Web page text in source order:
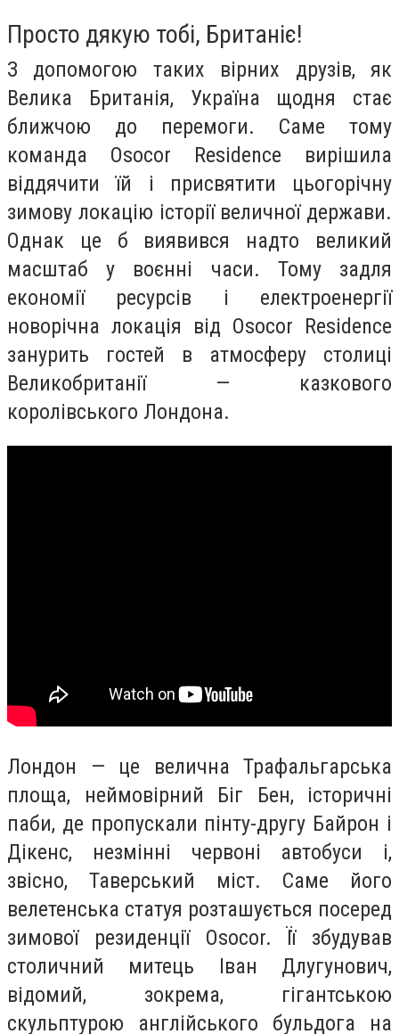
Просто дякую тобі, Британіє!
З допомогою таких вірних друзів, як
Велика Британія, Україна щодня стає
ближчою до перемоги. Саме тому
команда Osocor Residence вирішила
віддячити їй і присвятити цьогорічну
зимову локацію історії величної держави.
Однак це б виявився надто великий
масштаб у воєнні часи. Тому задля
економії ресурсів і електроенергії
новорічна локація від Osocor Residence
занурить гостей в атмосферу столиці
Великобританії — казкового
королівського Лондона.
Лондон — це велична Трафальгарська
площа, неймовірний Біг Бен, історичні
паби, де пропускали пінту-другу Байрон і
Дікенс, незмінні червоні автобуси і,
звісно, Таверський міст. Саме його
велетенська статуя розташується посеред
зимової резиденції Osocor. Її збудував
столичний митець Іван Длугунович,
відомий, зокрема, гігантською
скульптурою англійського бульдога на